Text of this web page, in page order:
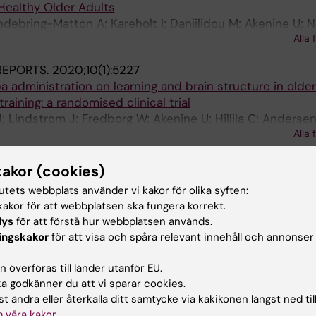
Older Adults
Matton A; Kareholt I; Daniilidou M; Akenine U;
Alla
2020;10(1):5227
administration on learning and brain structure in
a randomised clinical trial
Lindstrom J; Fredborg W; Akenine U; Hillila C;
Alla
OF PHYSIOLOGY-ENDOCRINOLOGY AND
overestimate ketosis: triangulation between three
Matton A; Kareholt I; Akenine U; Nordin K;
Alla
with supporting behaviour change for
management internet platform in Finland and the
(cookies)
webbplats använder vi kakor för olika syften:
för att webbplatsen ska fungera korrekt.
för att förstå hur webbplatsen används.
för att visa och spåra relevant innehåll och
överföras till länder utanför EU.
godkänner du att vi sparar cookies.
ändra eller återkalla ditt samtycke via kakikonen längst ned